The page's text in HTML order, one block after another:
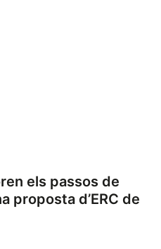
els passos de
proposta d’ERC de